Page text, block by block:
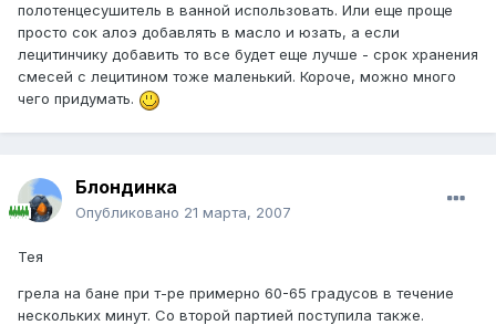
полотенцесушитель в ванной использовать. Или еще проще
просто сок алоэ добавлять в масло и юзать, а если
лецитинчику добавить то все будет еще лучше - срок хранения
смесей с лецитином тоже маленький. Короче, можно много
чего придумать.
Блондинка
Опубликовано 21 марта, 2007
Тея
грела на бане при т-ре примерно 60-65 градусов в течение
нескольких минут. Со второй партией поступила также.